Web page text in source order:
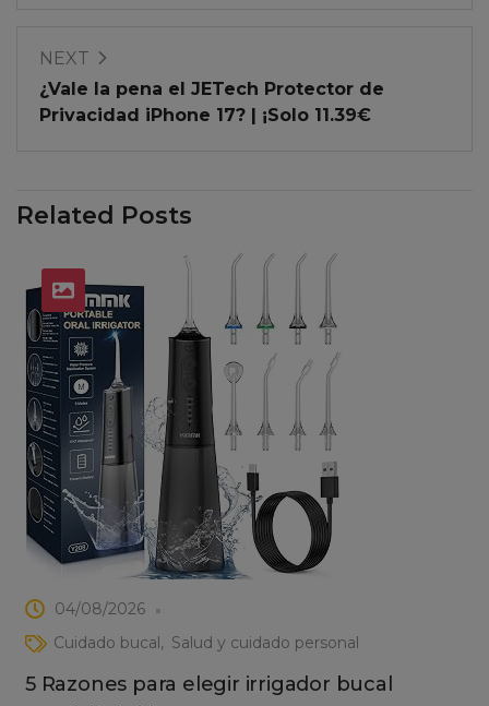
NEXT
¿Vale la pena el JETech Protector de
Privacidad iPhone 17? | ¡Solo 11.39€
Related Posts
04/08/2026
Cuidado bucal
Salud y cuidado personal
5 Razones para elegir irrigador bucal